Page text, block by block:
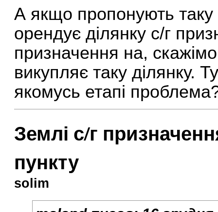
А якщо пропонують
орендує ділянку с/г
призначення на,
викупляє таку ділянку.
якомусь етапі
Землі с/г
пункту
solim